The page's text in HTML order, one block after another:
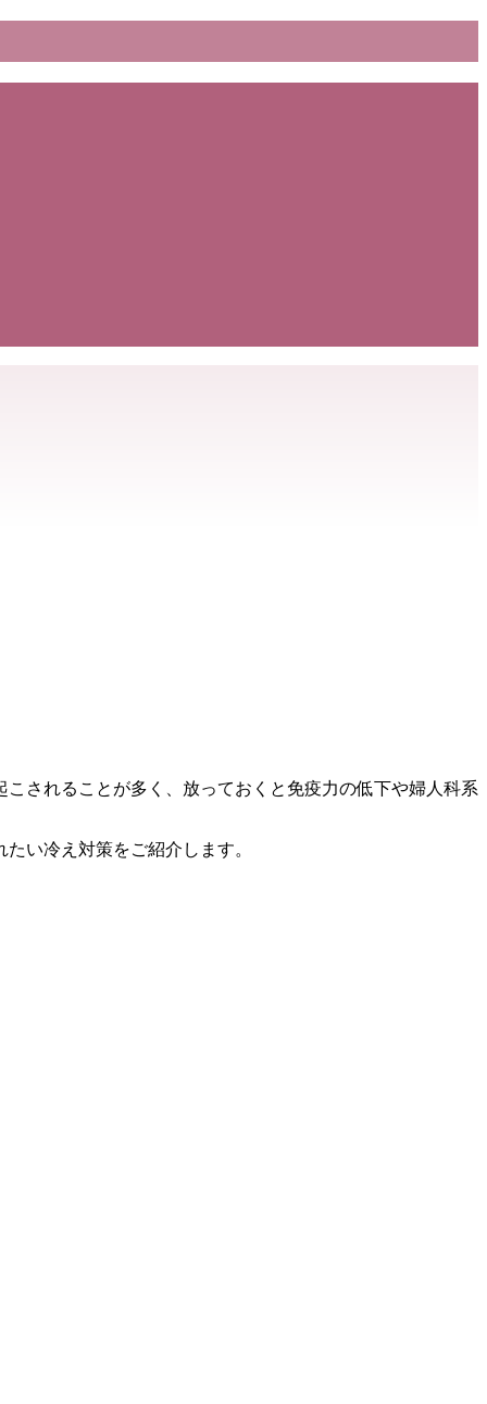
されることが多く、放っておくと免疫力の低下や婦人科系
い冷え対策をご紹介します。